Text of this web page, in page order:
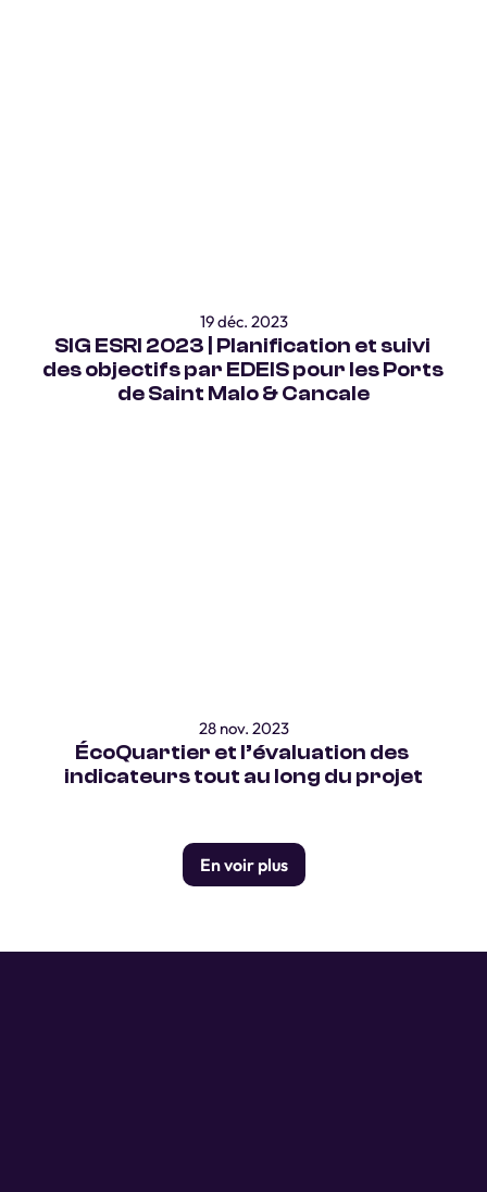
19 déc. 2023
SIG ESRI 2023 | Planification et suivi
des objectifs par EDEIS pour les Ports
de Saint Malo & Cancale
28 nov. 2023
ÉcoQuartier et l’évaluation des
indicateurs tout au long du projet
En voir plus